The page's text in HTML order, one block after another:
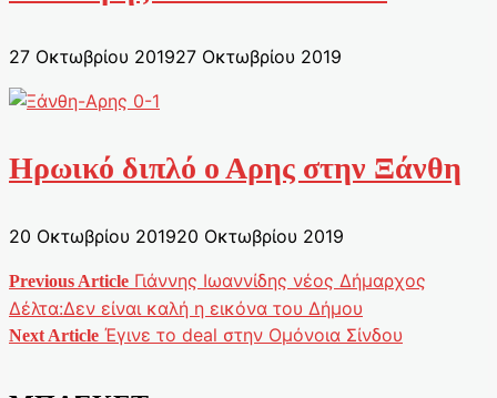
27 Οκτωβρίου 201927 Οκτωβρίου 2019
Ηρωικό διπλό ο Αρης στην Ξάνθη
20 Οκτωβρίου 201920 Οκτωβρίου 2019
Πλοήγηση
άρθρων
Previous Article Γιάννης Ιωαννίδης νέος Δήμαρχος
Δέλτα:Δεν είναι καλή η εικόνα του Δήμου
Next Article Έγινε το deal στην Ομόνοια Σίνδου